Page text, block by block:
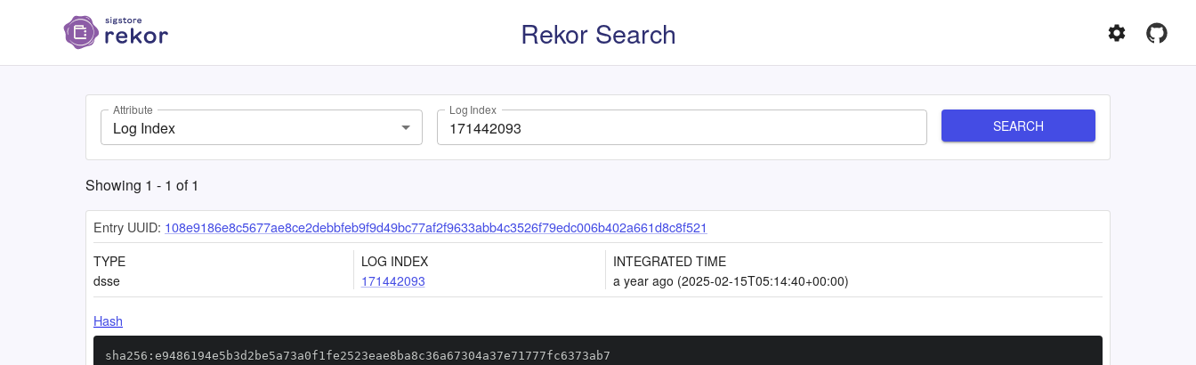
Rekor Search
Attribute
Log Index
Log Index
SEARCH
Showing 1 - 1 of1
Entry UUID: 108e9186e8c5677ae8ce2debbfeb9f9d49bc77af2f9633abb4c3526f79edc006b402a661d8c8f521
TYPE
dsse
LOG INDEX
171442093
INTEGRATED TIME
a year ago (2025-02-15T05:14:40+00:00)
Hash
sha256:e9486194e5b3d2be5a73a0f1fe2523eae8ba8c36a67304a37e71777fc6373ab7